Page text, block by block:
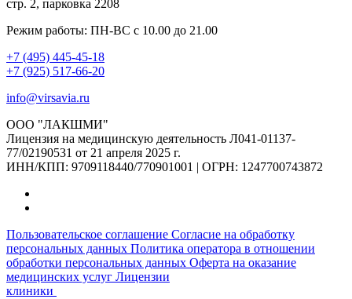
стр. 2, парковка 2208
Режим работы: ПН-ВС с 10.00 до 21.00
+7 (495) 445-45-18
+7 (925) 517-66-20
info@virsavia.ru
ООО "ЛАКШМИ"
Лицензия на медицинскую деятельность Л041-01137-
77/02190531 от 21 апреля 2025 г.
ИНН/КПП: 9709118440/770901001 | ОГРН: 1247700743872
Пользовательское соглашение Согласие на обработку
персональных данных Политика оператора в отношении
обработки персональных данных Оферта на оказание
медицинских услуг Лицензии
клиники